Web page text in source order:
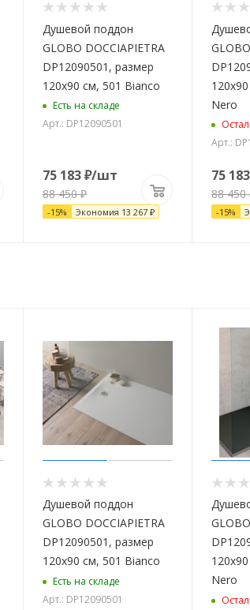
Душевой поддон
GLOBO DOCCIAPIETRA
DP12090501, размер
120x90 см, 501 Bianco
Есть на складе
Арт.: DP12090501
75 183₽/шт
88 450₽
-15% Экономия 13 267 ₽
Nero
Арт.:
75 183
88 450
-15%
Душевой поддон
GLOBO DOCCIAPIETRA
DP12090501, размер
120x90 см, 501 Bianco
Есть на складе
Арт.: DP12090501
Nero